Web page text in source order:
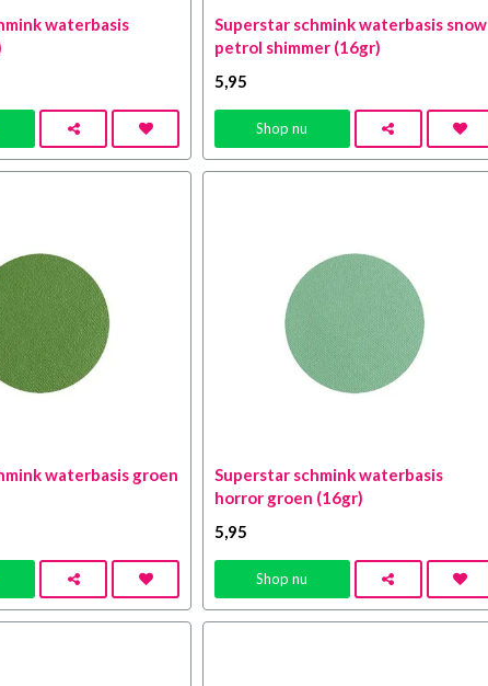
waterbasis
Superstar schmink waterbasis snow
petrol shimmer (16gr)
5,95
Shop nu
waterbasis groen
Superstar schmink waterbasis
horror groen (16gr)
5 ,95
Shop nu